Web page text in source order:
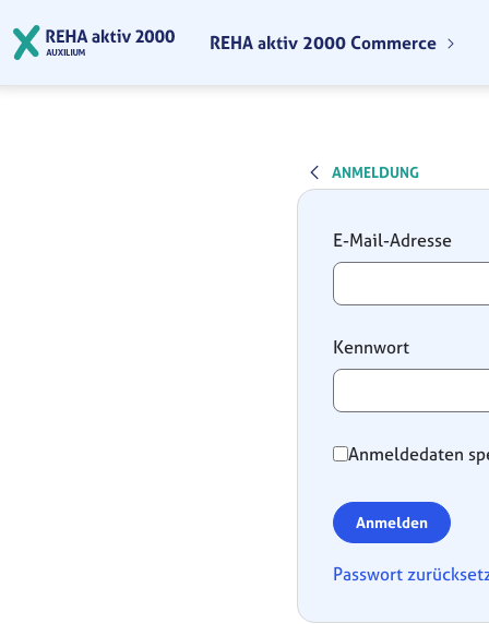
REHA aktiv 2000 Commerce
ANMELDUNG
Anmeldung
E-Mail-Adresse
Kennwort
Anmeldedaten
Anmelden
Passwort